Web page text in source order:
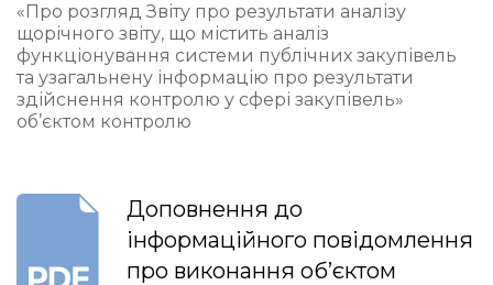
«Про розгляд Звіту про результати аналізу
щорічного звіту, що містить аналіз
функціонування системи публічних закупівель
та узагальнену інформацію про результати
здійснення контролю у сфері закупівель»
об’єктом контролю
Доповнення до
інформаційного повідомлення
про виконання об’єктом